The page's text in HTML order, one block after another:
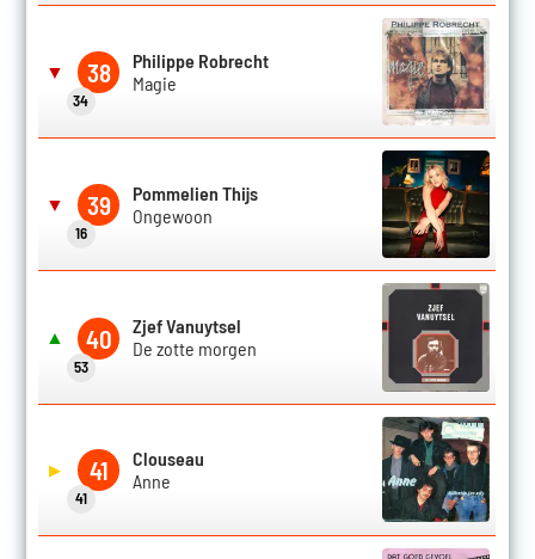
▼ 38
34
Philippe Robrecht
Magie
▼ 39
16
Pommelien Thijs
Ongewoon
▲ 40
53
Zjef Vanuytsel
De zotte morgen
▶ 41
41
Clouseau
Anne